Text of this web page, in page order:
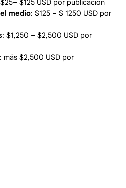
$125 USD por publicación
medio: $125 – $ 1250 USD por
: $1,250 – $2,500 USD por
: más $2,500 USD por